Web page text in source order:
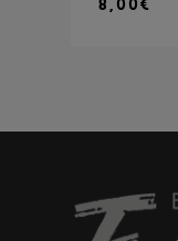
8,00€